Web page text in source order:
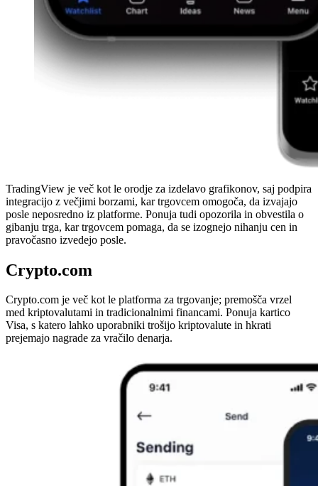
TradingView je več kot le orodje za izdelavo grafikonov, saj podpira
integracijo z večjimi borzami, kar trgovcem omogoča, da izvajajo
posle neposredno iz platforme. Ponuja tudi opozorila in obvestila o
gibanju trga, kar trgovcem pomaga, da se izognejo nihanju cen in
pravočasno izvedejo posle.
Crypto.com
Crypto.com je več kot le platforma za trgovanje; premošča vrzel
med kriptovalutami in tradicionalnimi financami. Ponuja kartico
Visa, s katero lahko uporabniki trošijo kriptovalute in hkrati
prejemajo nagrade za vračilo denarja.